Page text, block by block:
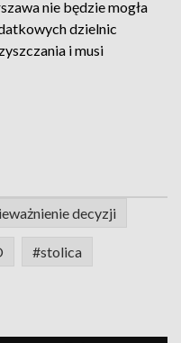
nie będzie mogła
dzielnic
i musi
decyzji
#stolica